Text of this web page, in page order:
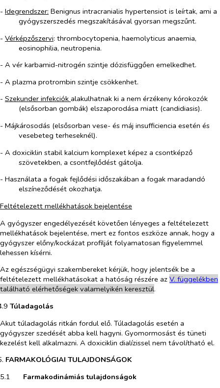
- Idegrendszer: Benignus intracranialis hypertensiot is leírtak, ami a
gyógyszerszedés megszakításával gyorsan megszűnt.
- Vérképzőszervi: thrombocytopenia, haemolyticus anaemia,
eosinophilia, neutropenia.
- A vér karbamid-nitrogén szintje dózisfüggően emelkedhet.
- A plazma protrombin szintje csökkenhet.
- Szekunder infekciók alakulhatnak ki a nem érzékeny kórokozók
(elsősorban gombák) elszaporodása miatt (candidiasis).
- Májkárosodás (elsősorban vese- és máj insufficiencia esetén és
vesebeteg terheseknél).
- A doxiciklin stabil kalcium komplexet képez a csontképző
szövetekben, a csontfejlődést gátolja.
- Használata a fogak fejlődési időszakában a fogak maradandó
elszíneződését okozhatja.
Feltételezett mellékhatások bejelentése
A gyógyszer engedélyezését követően lényeges a feltételezett
mellékhatások bejelentése, mert ez fontos eszköze annak, hogy a
gyógyszer előny/kockázat profilját folyamatosan figyelemmel
lehessen kísérni.
Az egészségügyi szakembereket kérjük, hogy jelentsék be a
feltételezett mellékhatásokat a hatóság részére az V. függelékben
található elérhetőségek valamelyikén keresztül.
Túladagolás
Akut túladagolás ritkán fordul elő. Túladagolás esetén a
gyógyszer szedését abba kell hagyni. Gyomormosást és tüneti
kezelést kell alkalmazni. A doxiciklin dialízissel nem távolítható el.
FARMAKOLÓGIAI TULAJDONSÁGOK
5.1​
Farmakodinámiás tulajdonságok